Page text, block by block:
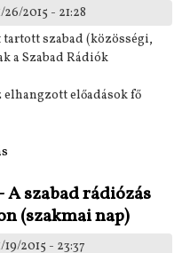
26/2015 - 21:28
szabad (közösségi,
a Szabad Rádiók
előadások fő
a szabad rádiókról - beszámoló
A szabad rádiózás
(szakmai nap)
2015 - 23:37